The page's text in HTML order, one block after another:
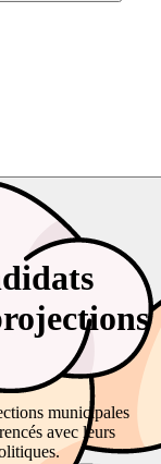
municipales
avec leurs